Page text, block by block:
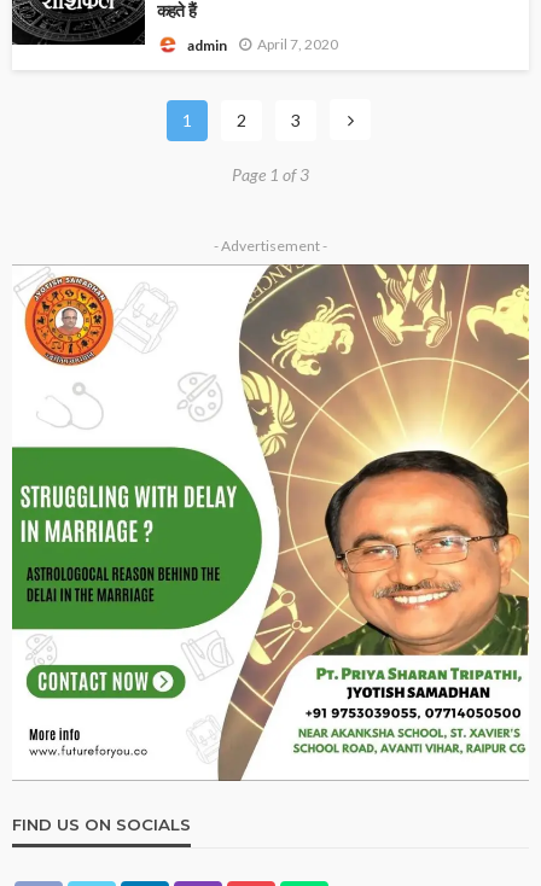
कहते हैं
admin April 7, 2020
1 2 3
Page 1 of 3
- Advertisement -
FIND US ON SOCIALS